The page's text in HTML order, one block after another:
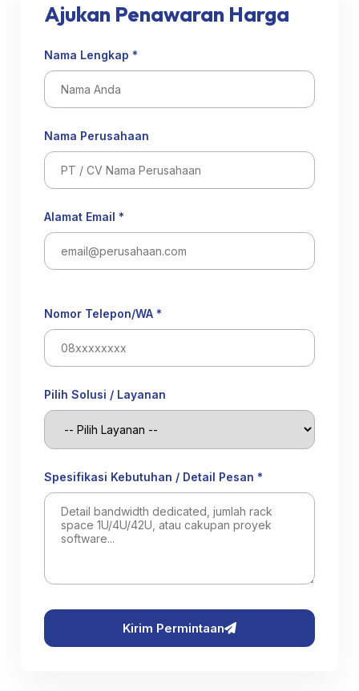
Ajukan Penawaran Harga
Nama Lengkap *
Nama Perusahaan
Alamat Email *
Nomor Telepon/WA *
Pilih Solusi / Layanan
Spesifikasi Kebutuhan / Detail Pesan *
Kirim Permintaan